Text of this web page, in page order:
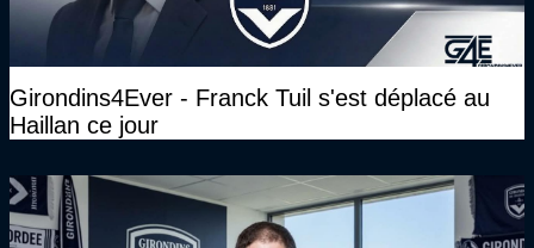
Girondins4Ever - Franck Tuil s'est déplacé au
Haillan ce jour